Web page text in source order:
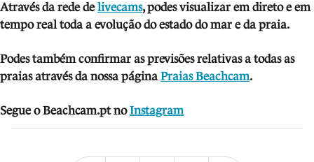
Através da rede delivecams, podes visualizar em direto e em
tempo real toda a evolução do estado do mar e da praia.
Podes também confirmar as previsões relativas a todas as
praias através da nossa páginaPraias Beachcam.
Segue o Beachcam.pt no Instagram